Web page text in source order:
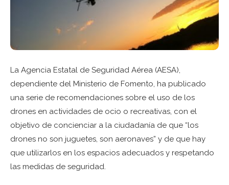
La Agencia Estatal de Seguridad Aérea (AESA),
dependiente del Ministerio de Fomento, ha publicado
una serie de recomendaciones sobre el uso de los
drones en actividades de ocio o recreativas, con el
objetivo de concienciar a la ciudadanía de que “los
drones no son juguetes, son aeronaves” y de que hay
que utilizarlos en los espacios adecuados y respetando
las medidas de seguridad.